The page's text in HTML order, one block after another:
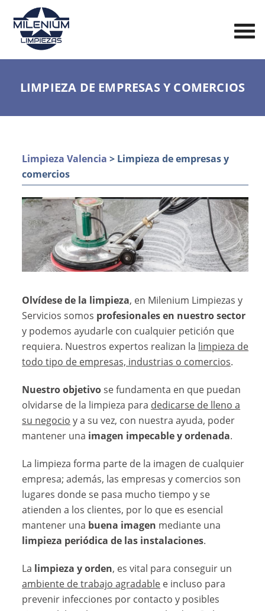
LIMPIEZA DE EMPRESAS Y COMERCIOS
Limpieza Valencia > Limpieza de empresas y
comercios
Olvídese de la limpieza, en Milenium Limpiezas y
Servicios somos profesionales en nuestro sector
y podemos ayudarle con cualquier petición que
requiera. Nuestros expertos realizan la limpieza de
todo tipo de empresas, industrias o comercios.
Nuestro objetivose fundamenta en que puedan
olvidarse de la limpieza para dedicarse de lleno a
su negocio y a su vez, con nuestra ayuda, poder
mantener una imagen impecable y ordenada.
La limpieza forma parte de la imagen de cualquier
empresa; además, las empresas y comercios son
lugares donde se pasa mucho tiempo y se
atienden a los clientes, por lo que es esencial
mantener una buena imagen mediante una
limpieza periódica de las instalaciones.
La limpieza y orden, es vital para conseguir un
ambiente de trabajo agradable e incluso para
prevenir infecciones por contacto y posibles